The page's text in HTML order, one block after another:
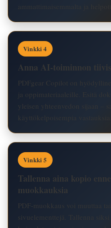
ammattimaisemmalta ja
Vinkki 4
Anna AI-toiminnon
PDFgear Copilot on
ja oppimateriaaleille. Esitä
yleisen yhteenvedon sijaan –
käyttökelpoisempia vastauksia.
Vinkki 5
Tallenna aina kopio
muokkauksia
PDF-muokkaus voi muuttaa
sivuelementtejä. Tallenna